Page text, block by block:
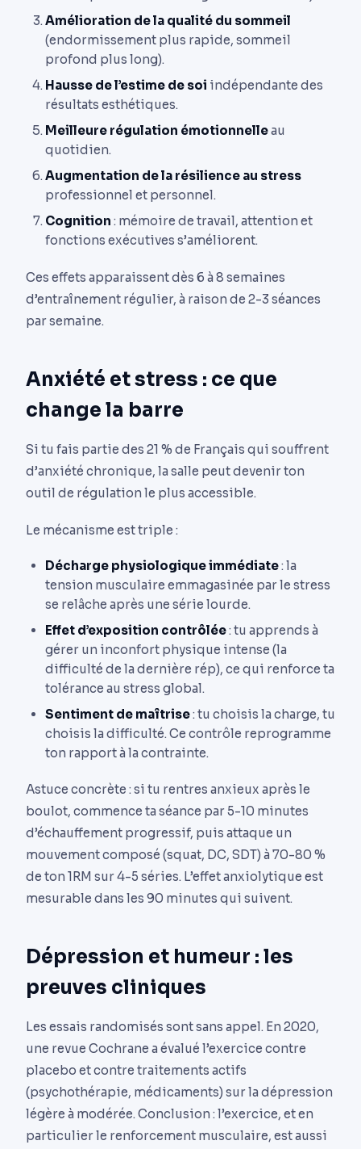
Amélioration de la qualité du sommeil
(endormissement plus rapide, sommeil
profond plus long).
Hausse de l’estime de soi indépendante des
résultats esthétiques.
Meilleure régulation émotionnelleau
quotidien.
Augmentation de la résilience au stress
professionnel et personnel.
Cognition : mémoire de travail, attention et
fonctions exécutives s’améliorent.
Ces effets apparaissent dès 6 à 8 semaines
d’entraînement régulier, à raison de 2-3 séances
par semaine.
Anxiété et stress : ce que
change la barre
Si tu fais partie des 21 % de Français qui souffrent
d’anxiété chronique, la salle peut devenir ton
outil de régulation le plus accessible.
Le mécanisme est triple :
Décharge physiologique immédiate: la
tension musculaire emmagasinée par le stress
se relâche après une série lourde.
Effet d’exposition contrôlée: tu apprends à
gérer un inconfort physique intense (la
difficulté de la dernière rép), ce qui renforce ta
tolérance au stress global.
Sentiment de maîtrise: tu choisis la charge, tu
choisis la difficulté. Ce contrôle reprogramme
ton rapport à la contrainte.
Astuce concrète : si tu rentres anxieux après le
boulot, commence ta séance par 5-10 minutes
d’échauffement progressif, puis attaque un
mouvement composé (squat, DC, SDT) à 70-80 %
de ton 1RM sur 4-5 séries. L’effet anxiolytique est
mesurable dans les 90 minutes qui suivent.
Dépression et humeur : les
preuves cliniques
Les essais randomisés sont sans appel. En 2020,
une revue Cochrane a évalué l’exercice contre
placebo et contre traitements actifs
(psychothérapie, médicaments) sur la dépression
légère à modérée. Conclusion : l’exercice, et en
particulier le renforcement musculaire, est aussi